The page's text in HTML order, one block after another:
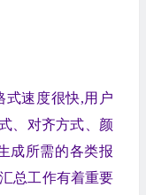
速度很快,用户
、对齐方式、颜
成所需的各类报
总工作有着重要